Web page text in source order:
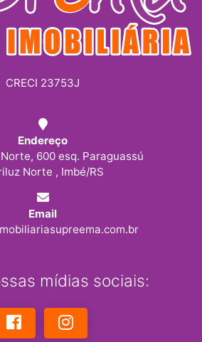
CRECI 23753J
Endereço
600 esq. Paraguassú
Norte , Imbé/RS
Email
mídias sociais: